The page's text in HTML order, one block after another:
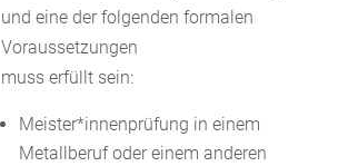
und eine der folgenden formalen
Voraussetzungen
muss erfüllt sein:
Meister*innenprüfung in einem
Metallberuf oder einem anderen